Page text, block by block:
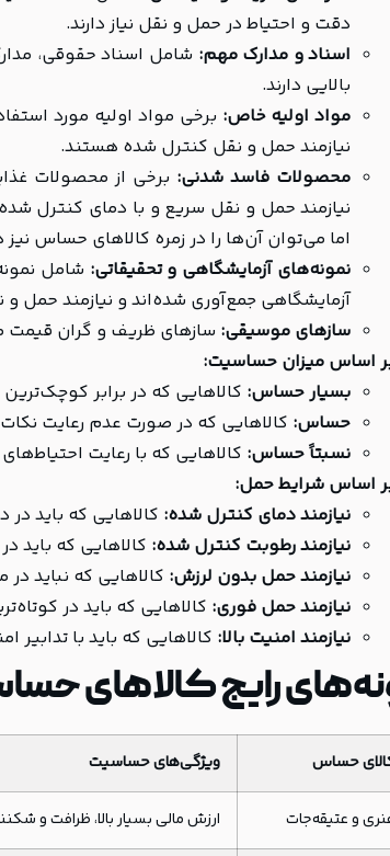
دقت و احتیاط در حمل و نقل نیاز دارند.
اسناد و مدارک مهم: شامل اسناد حقوقی،
بالایی دارند.
مواد اولیه خاص: برخی مواد اولیه مورد
نیازمند حمل و نقل کنترل شده هستند.
محصولات فاسد شدنی: برخی از محصولات
نیازمند حمل و نقل سریع و با دمای کنترل
اما می‌توان آن‌ها را در زمره کالاهای حساس
نمونه‌های آزمایشگاهی و تحقیقاتی: شامل
آزمایشگاهی جمع‌آوری شده‌اند و نیازمند حمل
سازهای موسیقی: سازهای ظریف و گران قیمت
اساس میزان حساسیت:
بسیار حساس: کالاهایی که در برابر
حساس: کالاهایی که در صورت عدم رعایت
نسبتاً حساس: کالاهایی که با رعایت
اساس شرایط حمل:
نیازمند دمای کنترل شده: کالاهایی که باید
نیازمند رطوبت کنترل شده: کالاهایی که
نیازمند حمل بدون لرزش: کالاهایی که نباید
نیازمند حمل فوری: کالاهایی که باید در
نیازمند امنیت بالا: کالاهایی که باید با
رایج کالاهای
حساس ویژگی‌های حساسیت
و عتیقه‌جات ارزش مالی بسیار بالا، ظرافت و